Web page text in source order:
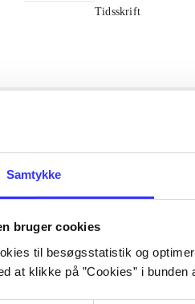
Samtykke
bruger cookies
til besøgsstatistik og
at klikke på ”Cookies” i
Tidsskrift